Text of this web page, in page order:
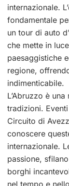
internazionale.
fondamentale
un tour di auto
che mette in
paesaggistiche
regione,
indimenticabile.
L’Abruzzo è
tradizioni.
Circuito di
conoscere
internazionale.
passione,
borghi
nel tempo e